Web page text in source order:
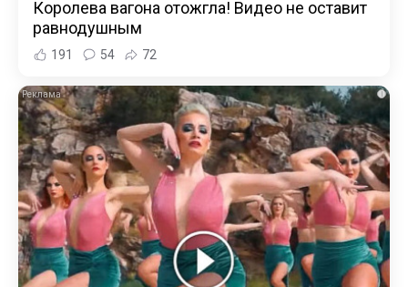
Королева вагона отожгла! Видео не оставит
равнодушным
191 54 72
i